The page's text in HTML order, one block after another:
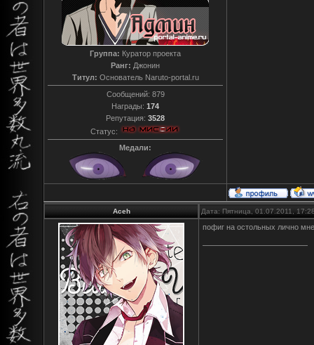
Группа: Куратор проекта
Ранг: Джонин
Титул: Основатель Naruto-portal.ru
Сообщений: 879
Награды: 174
Репутация: 3528
Статус:
Медали:
Aceh Дата: Пятница, 01.07.2011,
пофиг на остольных лично